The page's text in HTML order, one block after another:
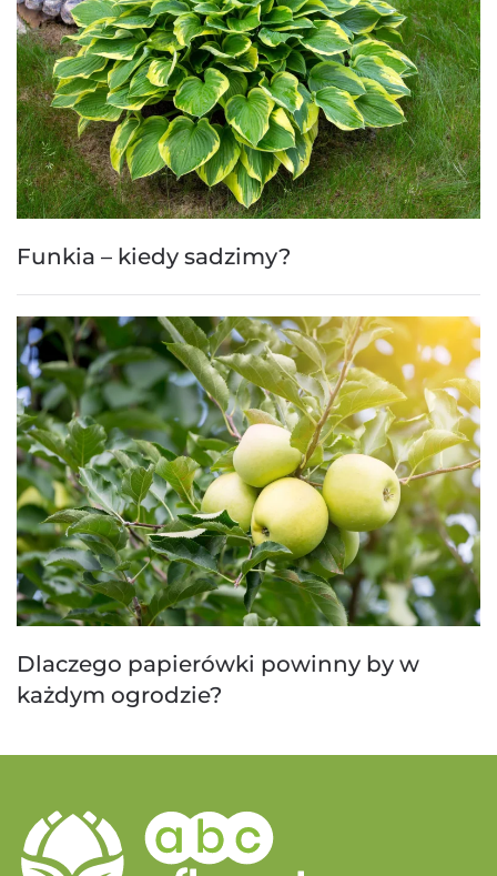
Funkia – kiedy sadzimy?
Dlaczego papierówki powinny by w
każdym ogrodzie?